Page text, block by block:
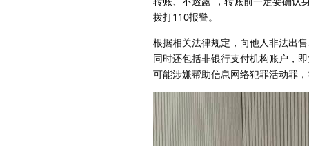
拨打110报警。
根据相关法律规定，向他人非法出
同时还包括非银行支付机构账户，
可能涉嫌帮助信息网络犯罪活动罪